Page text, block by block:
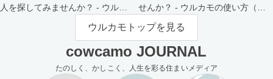
人を探してみませんか？ - ウルカ
せんか？ - ウルカモの使い方（買
主さま向け）
ウルカモトップを見る
cowcamo JOURNAL
たのしく、かしこく、人生を彩る住まいメディア